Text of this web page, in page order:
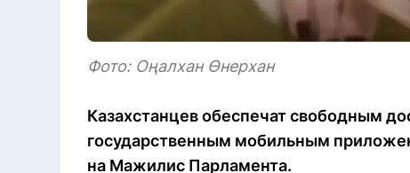
Фото: Оңалхан Өнерхан
Казахстанцев обеспечат свободным
государственным мобильным
на Мажилис Парламента.